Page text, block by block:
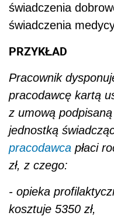
świadczenia
świadczenia
PRZYKŁAD
Pracownik
pracodawcę kartą
z umową
jednostką
pracodawca płaci
zł, z czego:
- opieka
kosztuje 5350 zł,